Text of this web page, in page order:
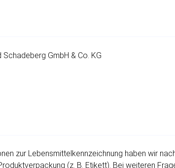
GmbH & Co. KG
zur Lebensmittelkennzeichnung haben wir
(z. B. Etikett). Bei weiteren